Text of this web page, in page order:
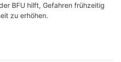
BFU hilft, Gefahren frühzeitig
zu erhöhen.